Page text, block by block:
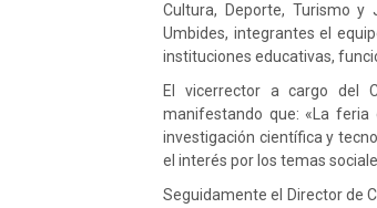
Cultura, Deporte, Turismo y
Umbides, integrantes el
instituciones educativas,
El vicerrector a cargo del
manifestando que: «La
investigación científica y
el interés por los temas
Seguidamente el Director de